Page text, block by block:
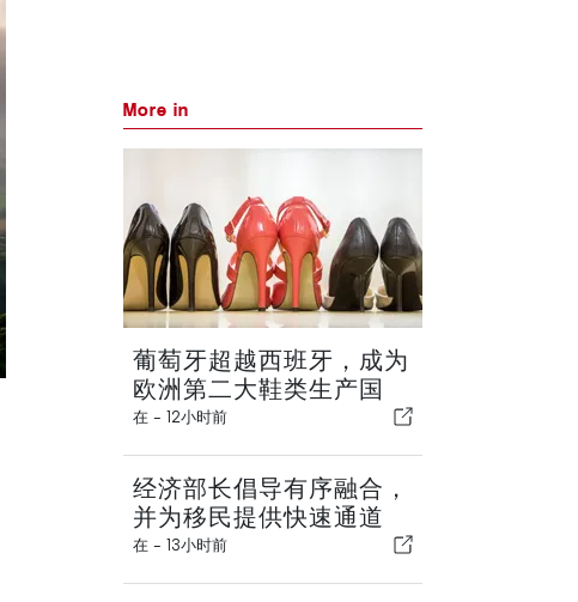
More in
葡萄牙超越西班牙，成为
欧洲第二大鞋类生产国
在 - 12小时前
经济部长倡导有序融合，
并为移民提供快速通道
在 - 13小时前